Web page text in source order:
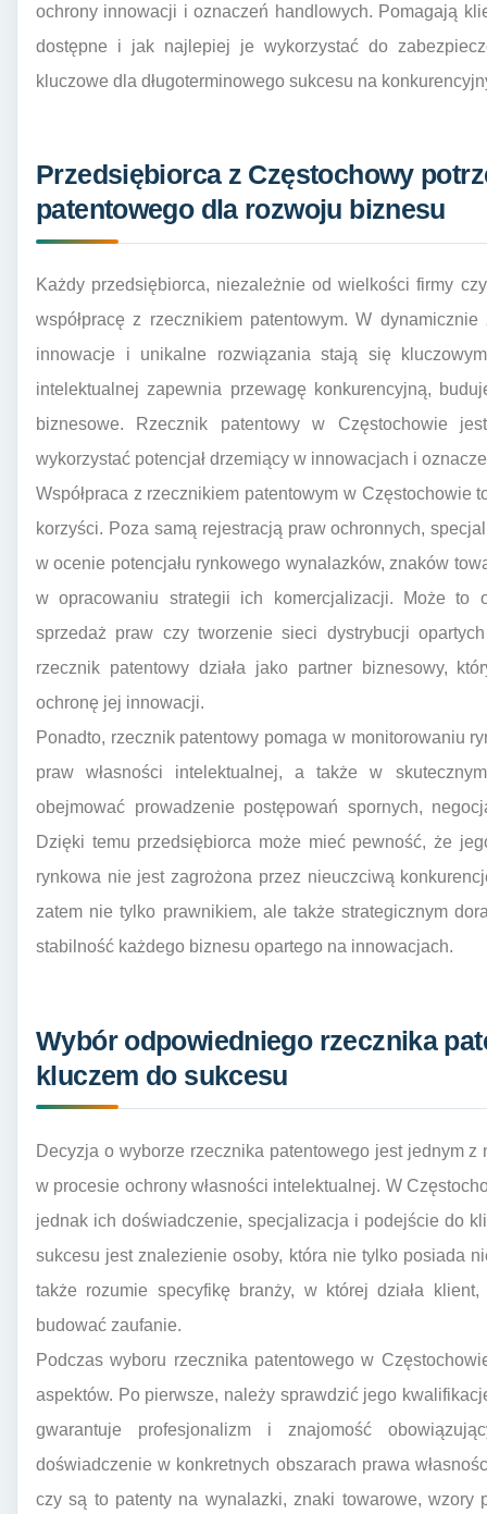
ochrony innowacji i oznaczeń handlowych. Pomagają
dostępne i jak najlepiej je wykorzystać do
kluczowe dla długoterminowego sukcesu na
Przedsiębiorca z Częstochowy
patentowego dla rozwoju biznesu
Każdy przedsiębiorca, niezależnie od wielkości firmy
współpracę z rzecznikiem patentowym. W
innowacje i unikalne rozwiązania stają się
intelektualnej zapewnia przewagę konkurencyjną,
biznesowe. Rzecznik patentowy w Częstochowie
wykorzystać potencjał drzemiący w innowacjach i
Współpraca z rzecznikiem patentowym w Częstochowie
korzyści. Poza samą rejestracją praw ochronnych,
w ocenie potencjału rynkowego wynalazków, znaków
w opracowaniu strategii ich komercjalizacji. Może to
sprzedaż praw czy tworzenie sieci dystrybucji
rzecznik patentowy działa jako partner biznesowy,
ochronę jej innowacji.
Ponadto, rzecznik patentowy pomaga w monitorowaniu
praw własności intelektualnej, a także w
obejmować prowadzenie postępowań spornych,
Dzięki temu przedsiębiorca może mieć pewność, że
rynkowa nie jest zagrożona przez nieuczciwą
zatem nie tylko prawnikiem, ale także strategicznym
stabilność każdego biznesu opartego na innowacjach.
Wybór odpowiedniego rzecznika
kluczem do sukcesu
Decyzja o wyborze rzecznika patentowego jest jednym
w procesie ochrony własności intelektualnej. W
jednak ich doświadczenie, specjalizacja i podejście do
sukcesu jest znalezienie osoby, która nie tylko posiada
także rozumie specyfikę branży, w której działa
budować zaufanie.
Podczas wyboru rzecznika patentowego w
aspektów. Po pierwsze, należy sprawdzić jego
gwarantuje profesjonalizm i znajomość
doświadczenie w konkretnych obszarach prawa
czy są to patenty na wynalazki, znaki towarowe, wzory